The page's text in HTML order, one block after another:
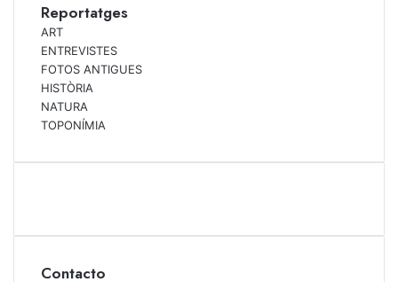
Reportatges
ART
ENTREVISTES
FOTOS ANTIGUES
HISTÒRIA
NATURA
TOPONÍMIA
Contacto